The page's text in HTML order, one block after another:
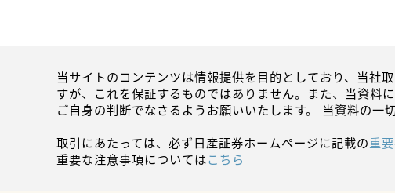
当サイトのコンテンツは情報提供を目的としており、当社
すが、これを保証するものではありません。また、当資料
ご自身の判断でなさるようお願いいたします。 当資料の一
取引にあたっては、必ず日産証券ホームページに記載の重
重要な注意事項についてはこちら